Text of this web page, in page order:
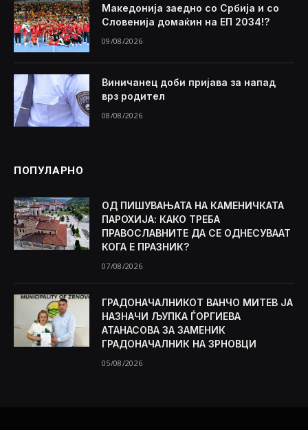
Македонија заедно со Србија и со
Словенија домаќин на ЕП 2034!?
09/08/2026
Виничанец доби пријава за напад
врз родител
08/08/2026
ПОПУЛАРНО
ОД ПИШУВАЊАТА НА КАМЕНИЧКАТА
ПАРОХИЈА: КАКО ТРЕБА
ПРАВОСЛАВНИТЕ ДА СЕ ОДНЕСУВААТ
КОГА Е ПРАЗНИК?
07/08/2026
ГРАДОНАЧАЛНИКОТ ВАНЧО МИТЕВ ЈА
НАЗНАЧИ ЉУПКА ЃОРГИЕВА
АТАНАСОВА ЗА ЗАМЕНИК
ГРАДОНАЧАЛНИК НА ЗРНОВЦИ
05/08/2026